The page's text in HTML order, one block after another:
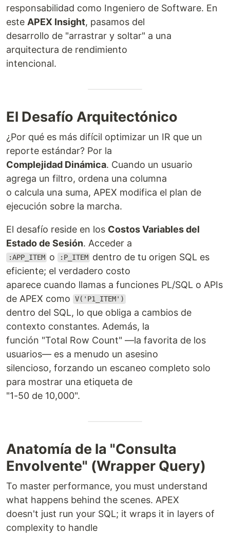
responsabilidad como Ingeniero de Software. En
este APEX Insight, pasamos del
desarrollo de "arrastrar y soltar" a una
arquitectura de rendimiento
intencional.
El Desafío Arquitectónico
¿Por qué es más difícil optimizar un IR que un
reporte estándar? Por la
Complejidad Dinámica. Cuando un usuario
agrega un filtro, ordena una columna
o calcula una suma, APEX modifica el plan de
ejecución sobre la marcha.
El desafío reside en los Costos Variables del
Estado de Sesión. Acceder a
:APP_ITEM o :P_ITEM dentro de tu origen SQL es
eficiente; el verdadero costo
aparece cuando llamas a funciones PL/SQL o APIs
de APEX como
V('P1_ITEM')
dentro del SQL, lo que obliga a cambios de
contexto constantes. Además, la
función "Total Row Count" —la favorita de los
usuarios— es a menudo un asesino
silencioso, forzando un escaneo completo solo
para mostrar una etiqueta de
"1-50 de 10,000".
Anatomía de la "Consulta
Envolvente" (Wrapper Query)
To master performance, you must understand
what happens behind the scenes. APEX
doesn't just run your SQL; it wraps it in layers of
complexity to handle